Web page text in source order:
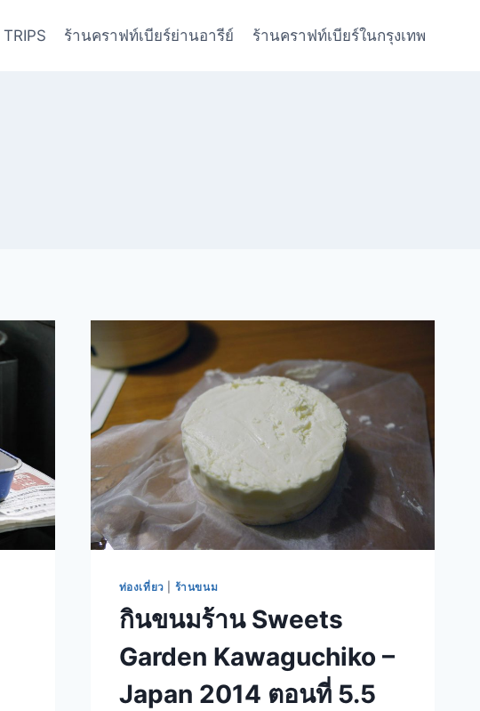
TRIPS ร้านคราฟท์เบียร์ย่านอารีย์ ร้านคราฟท์เบียร์ในกรุงเทพ
ท่องเที่ยว ร้านขนม
กินขนมร้าน Sweets
Garden Kawaguchiko –
Japan 2014 ตอนที่ 5.5